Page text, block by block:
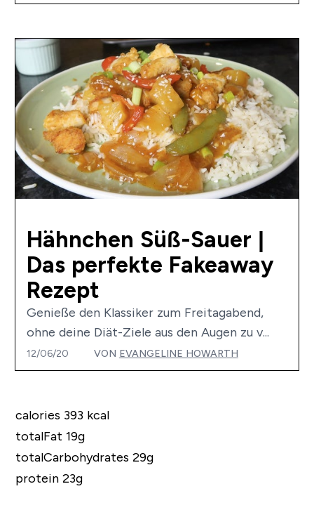
Hähnchen Süß-Sauer |
Das perfekte Fakeaway
Rezept
Genieße den Klassiker zum Freitagabend,
ohne deine Diät-Ziele aus den Augen zu v...
12/06/20 VON EVANGELINE HOWARTH
calories 393 kcal
totalFat 19g
totalCarbohydrates 29g
protein 23g